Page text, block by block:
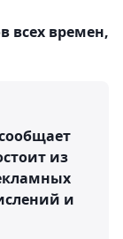
всех времен,
из
и